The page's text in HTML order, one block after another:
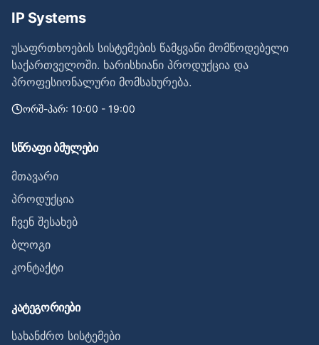
IP Systems
უსაფრთხოების სისტემების წამყვანი მომწოდებელი
საქართველოში. ხარისხიანი პროდუქცია და
პროფესიონალური მომსახურება.
ორშ-პარ: 10:00 - 19:00
სწრაფი ბმულები
მთავარი
პროდუქცია
ჩვენ შესახებ
ბლოგი
კონტაქტი
კატეგორიები
სახანძრო სისტემები